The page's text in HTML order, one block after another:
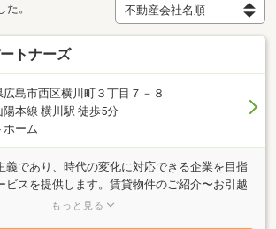
。
トナーズ
広島市西区横川町３丁目７－８
陽本線 横川駅 徒歩5分
ホーム
義であり、時代の変化に対応できる企業を目指
ビスを提供します。賃貸物件のご紹介〜お引越
ご入居までのお手伝いをさせていただいており
もっと見る